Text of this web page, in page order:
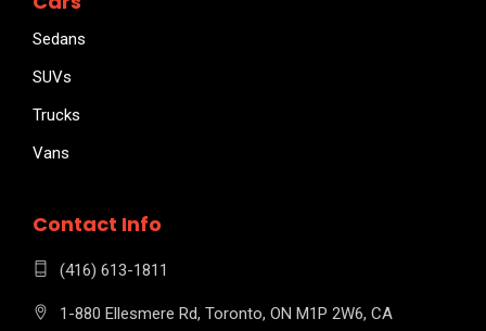
Sedans
SUVs
Trucks
Vans
Contact Info
(416) 613-1811
1-880 Ellesmere Rd, Toronto, ON M1P 2W6, CA